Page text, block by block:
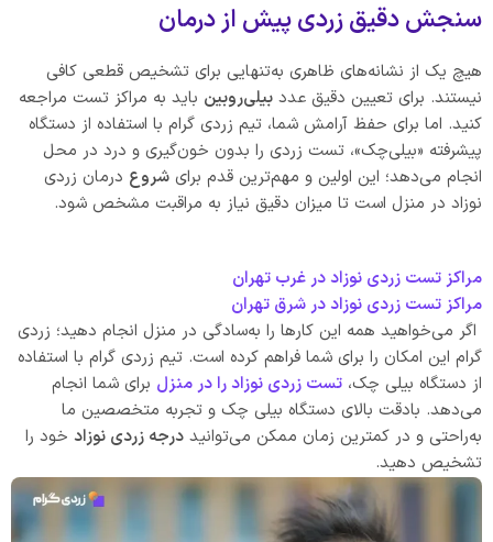
سنجش دقیق زردی پیش از درمان
هیچ یک از نشانه‌های ظاهری به‌تنهایی برای تشخیص قطعی کافی
نیستند. برای تعیین دقیق عدد بیلی‌روبین باید به مراکز تست مراجعه
کنید. اما برای حفظ آرامش شما، تیم زردی گرام با استفاده از دستگاه
پیشرفته «بیلی‌چک»، تست زردی را بدون خون‌گیری و درد در محل
انجام می‌دهد؛ این اولین و مهم‌ترین قدم برای شروع درمان زردی
نوزاد در منزل است تا میزان دقیق نیاز به مراقبت مشخص شود.
مراکز تست زردی نوزاد در غرب تهران
مراکز تست زردی نوزاد در شرق تهران
اگر می‌خواهید همه این کارها را به‌سادگی در منزل انجام دهید؛ زردی
گرام این امکان را برای شما فراهم کرده است. تیم زردی گرام با استفاده
از دستگاه بیلی چک، تست زردی نوزاد را در منزل برای شما انجام
می‌دهد. بادقت بالای دستگاه بیلی چک و تجربه متخصصین ما
به‌راحتی و در کمترین زمان ممکن می‌توانید درجه زردی نوزاد خود را
تشخیص دهید.